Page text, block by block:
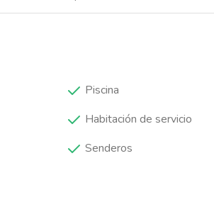
Piscina
Habitación de servicio
Senderos